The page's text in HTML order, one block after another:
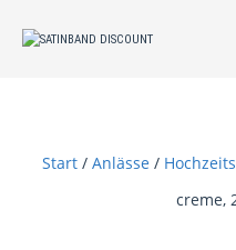
Start / Anlässe /
creme,